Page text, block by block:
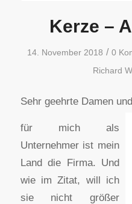
Kerze –
14. November 2018 / 0
Richard
Sehr geehrte Damen
für mich als
Unternehmer ist mein
Land die Firma. Und
wie im Zitat, will ich
sie nicht größer